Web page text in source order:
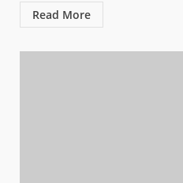
Read More